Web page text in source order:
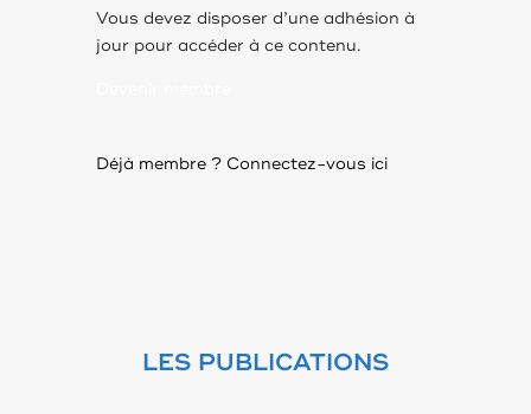
Vous devez disposer d’une adhésion à
jour pour accéder à ce contenu.
Déjà membre ? Connectez-vous ici
LES PUBLICATIONS